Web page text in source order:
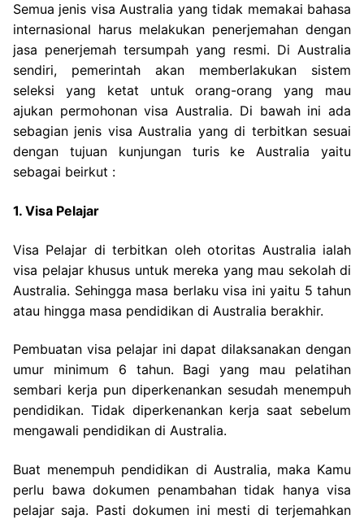
Semua jenis visa Australia yang tidak memakai bahasa
internasional harus melakukan penerjemahan dengan
jasa penerjemah tersumpah yang resmi. Di Australia
sendiri, pemerintah akan memberlakukan sistem
seleksi yang ketat untuk orang-orang yang mau
ajukan permohonan visa Australia. Di bawah ini ada
sebagian jenis visa Australia yang di terbitkan sesuai
dengan tujuan kunjungan turis ke Australia yaitu
sebagai beirkut :
1. Visa Pelajar
Visa Pelajar di terbitkan oleh otoritas Australia ialah
visa pelajar khusus untuk mereka yang mau sekolah di
Australia. Sehingga masa berlaku visa ini yaitu 5 tahun
atau hingga masa pendidikan di Australia berakhir.
Pembuatan visa pelajar ini dapat dilaksanakan dengan
umur minimum 6 tahun. Bagi yang mau pelatihan
sembari kerja pun diperkenankan sesudah menempuh
pendidikan. Tidak diperkenankan kerja saat sebelum
mengawali pendidikan di Australia.
Buat menempuh pendidikan di Australia, maka Kamu
perlu bawa dokumen penambahan tidak hanya visa
pelajar saja. Pasti dokumen ini mesti di terjemahkan